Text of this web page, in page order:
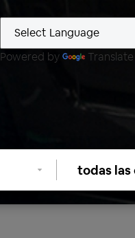
Powered by
Translate
Seleccionar
categoría